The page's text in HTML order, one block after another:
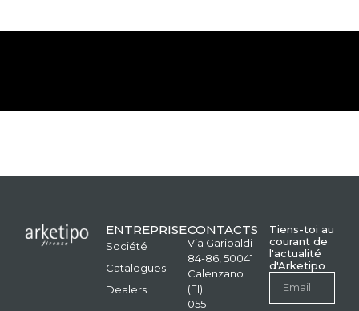
ENTREPRISE
Société
Catalogues
Dealers
CONTACTS
Via Garibaldi
84-86, 50041
Calenzano
(FI)
055
Tiens-toi au
courant de
l'actualité
d'Arketipo